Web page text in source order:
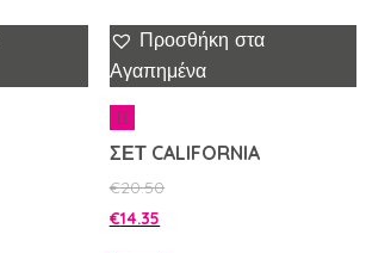
Προσθήκη στα
Αγαπημένα
ΣΕΤ CALIFORNIA
€20.50
€14.35